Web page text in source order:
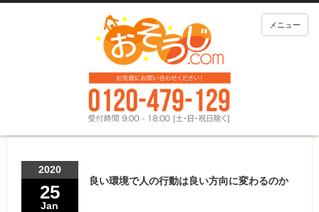
メニュー
2020
25
Jan
良い環境で人の行動は良い方向に変わるのか